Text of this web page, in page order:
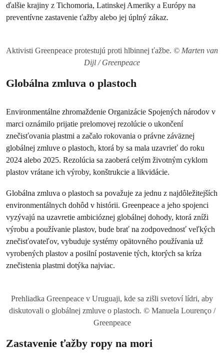
ďalšie krajiny z Tichomoria, Latinskej Ameriky a Európy na
preventívne zastavenie ťažby alebo jej úplný zákaz.
Aktivisti Greenpeace protestujú proti hlbinnej ťažbe. © Marten van
Dijl / Greenpeace
Globálna zmluva o plastoch
Environmentálne zhromaždenie Organizácie Spojených národov v
marci oznámilo prijatie prelomovej rezolúcie o ukončení
znečisťovania plastmi a začalo rokovania o právne záväznej
globálnej zmluve o plastoch, ktorá by sa mala uzavrieť do roku
2024 alebo 2025. Rezolúcia sa zaoberá celým životným cyklom
plastov vrátane ich výroby, konštrukcie a likvidácie.
Globálna zmluva o plastoch sa považuje za jednu z najdôležitejších
environmentálnych dohôd v histórii. Greenpeace a jeho spojenci
vyzývajú na uzavretie ambicióznej globálnej dohody, ktorá zníži
výrobu a používanie plastov, bude brať na zodpovednosť veľkých
znečisťovateľov, vybuduje systémy opätovného používania už
vyrobených plastov a posilní postavenie tých, ktorých sa kríza
znečistenia plastmi dotýka najviac.
Prehliadka Greenpeace v Uruguaji, kde sa zišli svetoví lídri, aby
diskutovali o globálnej zmluve o plastoch. © Manuela Lourenço /
Greenpeace
Zastavenie ťažby ropy na mori